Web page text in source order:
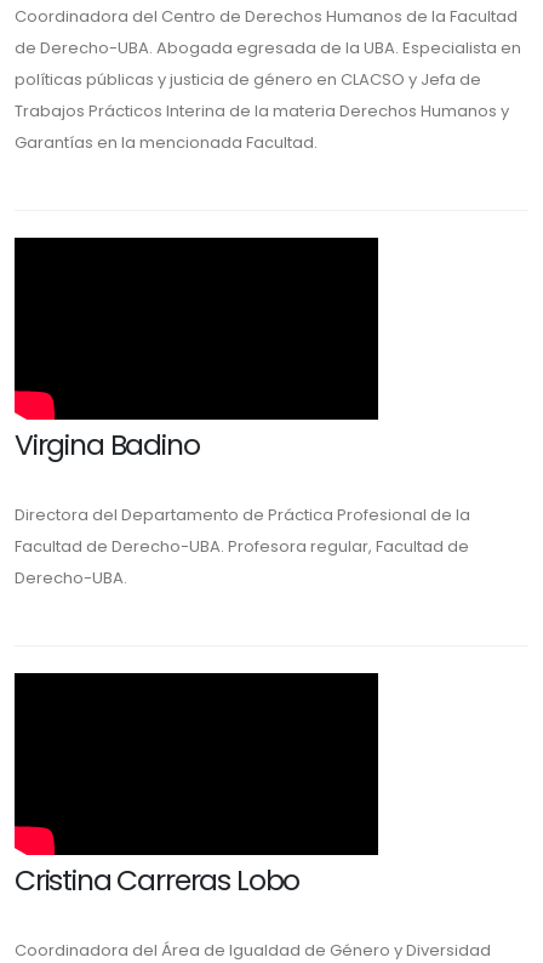
Coordinadora del Centro de Derechos Humanos de la Facultad
de Derecho-UBA. Abogada egresada de la UBA. Especialista en
políticas públicas y justicia de género en CLACSO y Jefa de
Trabajos Prácticos Interina de la materia Derechos Humanos y
Garantías en la mencionada Facultad.
Virgina Badino
Directora del Departamento de Práctica Profesional de la
Facultad de Derecho-UBA. Profesora regular, Facultad de
Derecho-UBA.
Cristina Carreras Lobo
Coordinadora del Área de Igualdad de Género y Diversidad